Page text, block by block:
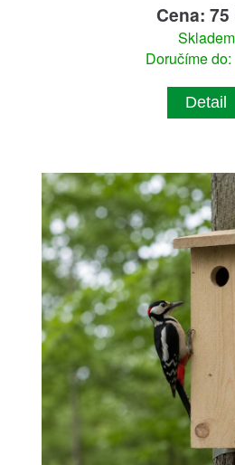
Cena: 75
Skladem
Doručíme do:
Detail